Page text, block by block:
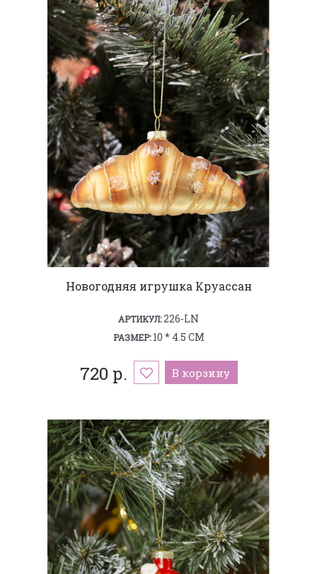
Новогодняя игрушка Круассан
АРТИКУЛ:226-LN
РАЗМЕР:10 * 4.5 СМ
720 р. В корзину